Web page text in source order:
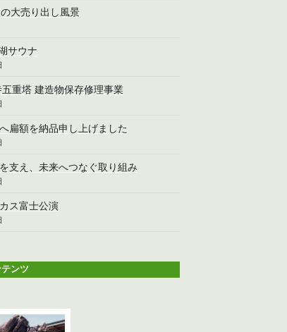
大売り出し風景
サウナ
五重塔 建造物保存修理事業
扁額を納品申し上げました
支え、未来へつなぐ取り組み
ス富士公演
ンツ